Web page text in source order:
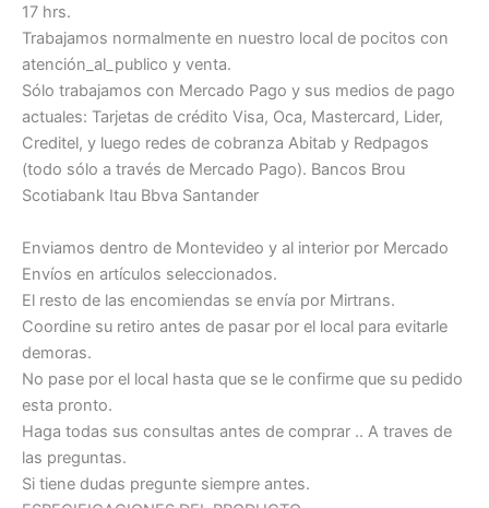
17 hrs.
Trabajamos normalmente en nuestro local de pocitos con
atención_al_publico y venta.
Sólo trabajamos con Mercado Pago y sus medios de pago
actuales: Tarjetas de crédito Visa, Oca, Mastercard, Lider,
Creditel, y luego redes de cobranza Abitab y Redpagos
(todo sólo a través de Mercado Pago). Bancos Brou
Scotiabank Itau Bbva Santander
Enviamos dentro de Montevideo y al interior por Mercado
Envíos en artículos seleccionados.
El resto de las encomiendas se envía por Mirtrans.
Coordine su retiro antes de pasar por el local para evitarle
demoras.
No pase por el local hasta que se le confirme que su pedido
esta pronto.
Haga todas sus consultas antes de comprar .. A traves de
las preguntas.
Si tiene dudas pregunte siempre antes.